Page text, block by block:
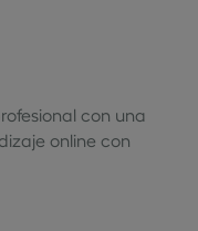
con una
online con